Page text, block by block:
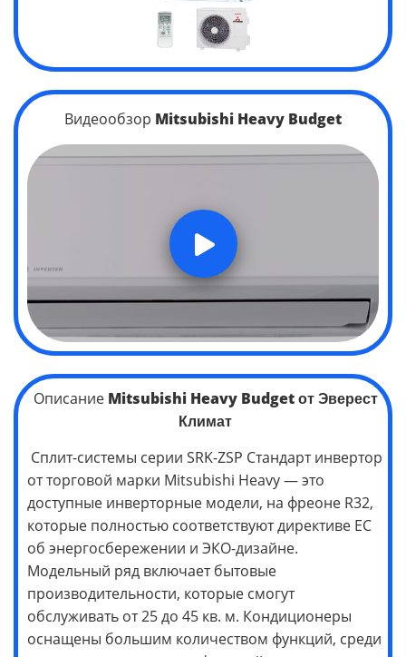
Видеообзор Mitsubishi Heavy Budget
Описание Mitsubishi Heavy Budgetот Эверест
Климат
Сплит-системы серии SRK-ZSP Стандарт инвертор
от торговой марки Mitsubishi Heavy — это
доступные инверторные модели, на фреоне R32,
которые полностью соответствуют директиве ЕС
об энергосбережении и ЭКО-дизайне.
Модельный ряд включает бытовые
производительности, которые смогут
обслуживать от 25 до 45 кв. м. Кондиционеры
оснащены большим количеством функций, среди